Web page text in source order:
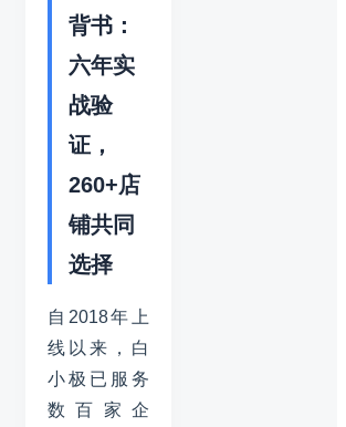
背书：
六年实
战验
证，
260+店
铺共同
选择
自2018年上
线以来，白
小极已服务
数百家企